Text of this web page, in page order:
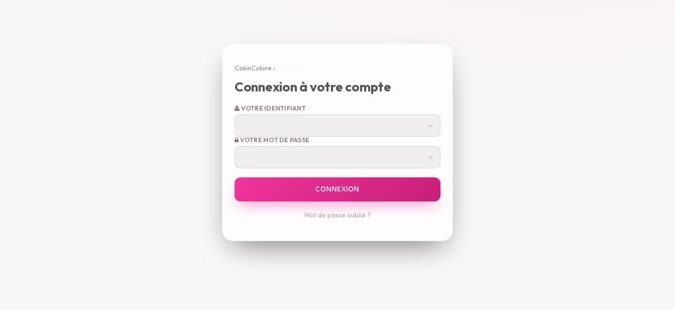
CokinCokine ›
Connexion à votre compte
VOTRE IDENTIFIANT
VOTRE MOT DE PASSE
Mot de passe oublié ?